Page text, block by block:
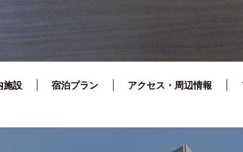
施設 宿泊プラン アクセス・周辺情報